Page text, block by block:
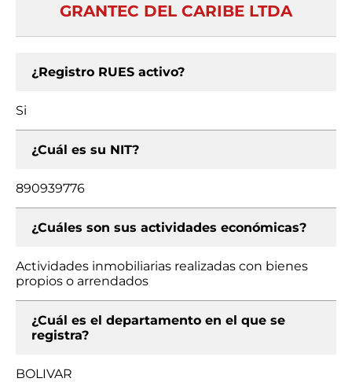
GRANTEC DEL CARIBE LTDA
¿Registro RUES activo?
Si
¿Cuál es su NIT?
890939776
¿Cuáles son sus actividades económicas?
Actividades inmobiliarias realizadas con bienes
propios o arrendados
¿Cuál es el departamento en el que se
registra?
BOLIVAR